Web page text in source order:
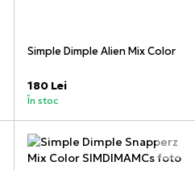
Simple Dimple Alien Mix Color
180 Lei
În stoc